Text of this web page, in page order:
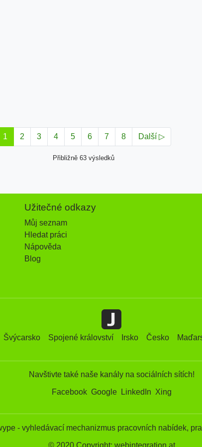
1 2 3 4 5 6 7 8 Další ▷
Přibližně 63 výsledků
Užitečné odkazy
Můj seznam
Hledat práci
Nápověda
Blog
Švýcarsko Spojené království Irsko Česko
Navštivte také naše kanály na sociálních sítích!
Facebook Google LinkedIn Xing
- vyhledávací mechanizmus pracovních nabídek,
© 2020 Copyright: webintegration.at